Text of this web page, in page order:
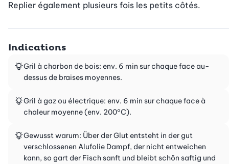
Replier également plusieurs fois les petits côtés.
Indications
Gril à charbon de bois: env. 6 min sur chaque face au-
dessus de braises moyennes.
Gril à gaz ou électrique: env. 6 min sur chaque face à
chaleur moyenne (env. 200°C).
Gewusst warum: Über der Glut entsteht in der gut
verschlossenen Alufolie Dampf, der nicht entweichen
kann, so gart der Fisch sanft und bleibt schön saftig und